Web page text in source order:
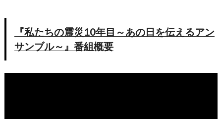
『私たちの震災10年目～あの日を伝えるアン
サンブル～』番組概要